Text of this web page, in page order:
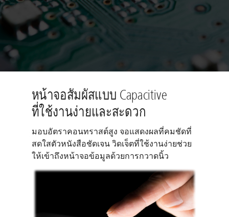
หน้าจอสัมผัสแบบ Capacitive
ที่ใช้งานง่ายและสะดวก
มอบอัตราคอนทราสต์สูง จอแสดงผลที่คมชัดที่
สดใสตัวหนังสือชัดเจน วิดเจ็ตที่ใช้งานง่ายช่วย
ให้เข้าถึงหน้าจอข้อมูลด้วยการกวาดนิ้ว